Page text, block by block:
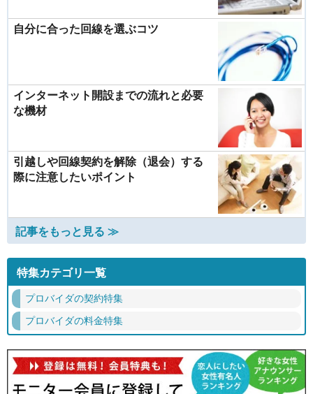
自分に合った回線を選ぶコツ
インターネット開設までの流れと必要
な機材
引越しや回線契約を解除（退会）する
際に注意したいポイント
記事をもっと見る ≫
特集カテゴリ一覧
プロバイダの契約特集
プロバイダの料金特集